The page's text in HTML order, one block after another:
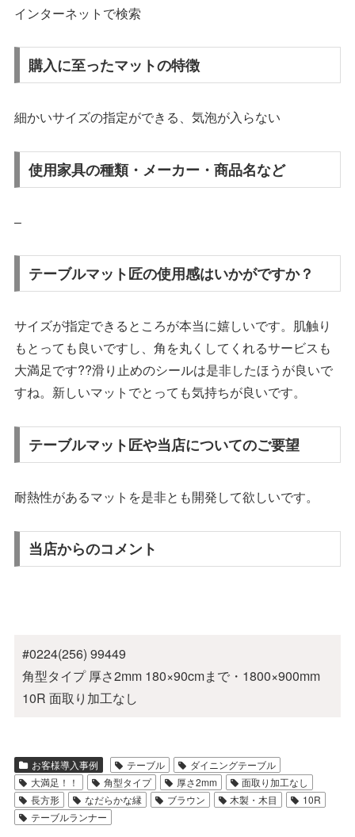
インターネットで検索
購入に至ったマットの特徴
細かいサイズの指定ができる、気泡が入らない
使用家具の種類・メーカー・商品名など
–
テーブルマット匠の使用感はいかがですか？
サイズが指定できるところが本当に嬉しいです。肌触り
もとっても良いですし、角を丸くしてくれるサービスも
大満足です??滑り止めのシールは是非したほうが良いで
すね。新しいマットでとっても気持ちが良いです。
テーブルマット匠や当店についてのご要望
耐熱性があるマットを是非とも開発して欲しいです。
当店からのコメント
#0224(256) 99449
角型タイプ 厚さ2mm 180×90cmまで・1800×900mm
10R 面取り加工なし
お客様導入事例 テーブル
ダイニングテーブル
大満足！！
角型タイプ 厚さ2mm
面取り加工なし
長方形
なだらかな縁 ブラウン 木製・木目
10R
テーブルランナー